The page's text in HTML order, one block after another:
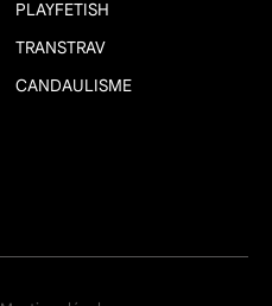
PLAYFETISH
TRANSTRAV
CANDAULISME